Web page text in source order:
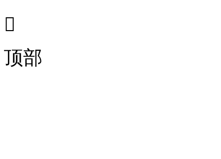

顶部